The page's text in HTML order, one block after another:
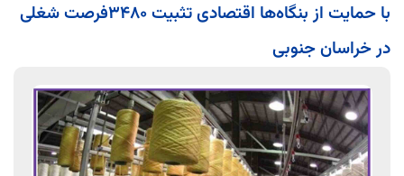
با حمایت از بنگاه‌ها اقتصادی تثبیت ۳۴۸۰فرصت شغلی
در خراسان جنوبی